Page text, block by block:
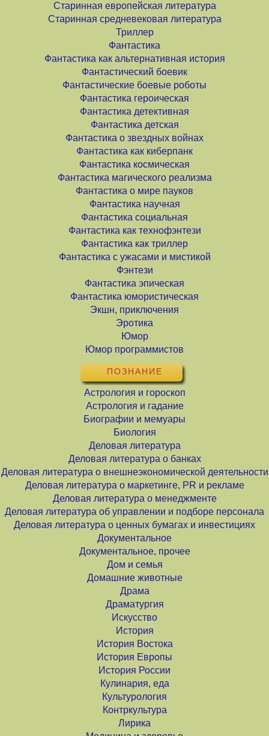
Старинная европейская литература
Старинная средневековая литература
Триллер
Фантастика
Фантастика как альтернативная история
Фантастический боевик
Фантастические боевые роботы
Фантастика героическая
Фантастика детективная
Фантастика детская
Фантастика о звездных войнах
Фантастика как киберпанк
Фантастика космическая
Фантастика магического реализма
Фантастика о мире пауков
Фантастика научная
Фантастика социальная
Фантастика как технофэнтези
Фантастика как триллер
Фантастика с ужасами и мистикой
Фэнтези
Фантастика эпическая
Фантастика юмористическая
Экшн, приключения
Эротика
Юмор
Юмор программистов
ПОЗНАНИЕ
Астрология и гороскоп
Астрология и гадание
Биографии и мемуары
Биология
Деловая литература
Деловая литература о банках
Деловая литература о внешнеэкономической деятельности
Деловая литература о маркетинге, PR и рекламе
Деловая литература о менеджменте
Деловая литература об управлении и подборе персонала
Деловая литература о ценных бумагах и инвестициях
Документальное
Документальное, прочее
Дом и семья
Домашние животные
Драма
Драматургия
Искусство
История
История Востока
История Европы
История России
Кулинария, еда
Культурология
Контркультура
Лирика